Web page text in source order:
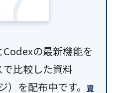
の最新機能を
比較した資料
）を配布中です。 資